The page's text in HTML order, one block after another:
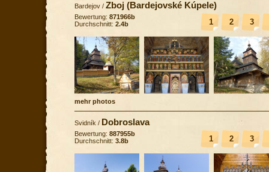
Bardejov / Zboj (Bardejovské Kúpele)
1 2 3
Bewertung: 871966b
Durchschnitt: 2.4b
mehr photos
Svidník / Dobroslava
1 2 3
Bewertung: 887955b
Durchschnitt: 3.8b